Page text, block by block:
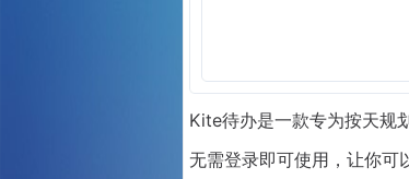
Kite待办是一款专为按天规
无需登录即可使用，让你可